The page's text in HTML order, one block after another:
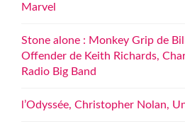
Marvel
Stone alone : Monkey Grip de
Offender de Keith Richards,
Radio Big Band
l’Odyssée, Christopher Nolan,